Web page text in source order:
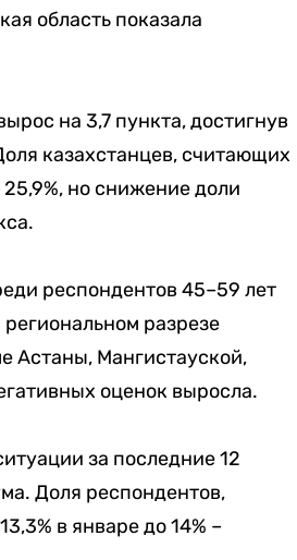
область показала
на 3,7 пункта, достигнув
казахстанцев, считающих
но снижение доли
респондентов 45–59 лет
разрезе
Астаны, Мангистауской,
оценок выросла.
за последние 12
Доля респондентов,
в январе до 14% –